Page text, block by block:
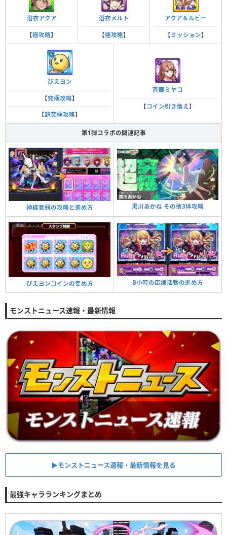
浴衣アクア
【極攻略】
浴衣メルト
【極攻略】
アクア＆ルビー
【ミッション】
ぴえヨン
【究極攻略】
【超究極攻略】
斉藤ミヤコ
【コイン引き換え 】
第1弾コラボの関連記事
神経衰弱の攻略と進め方 黒川あかね その他3体攻略
ぴえヨンコインの集め方 B小町の応援活動の進め方
モンストニュース速報・最新情報
▶︎モンストニュース速報・最新情報を見る
最強キャラランキングまとめ